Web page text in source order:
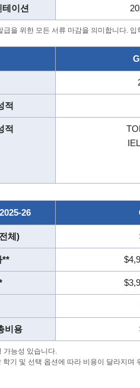
테이션
을 위한 모든 서류 마감을 의미합니다.
적
적
26
체)
**
비용
가능성 있습니다.
기 및 선택 옵션에 따라 비용이 달라지며